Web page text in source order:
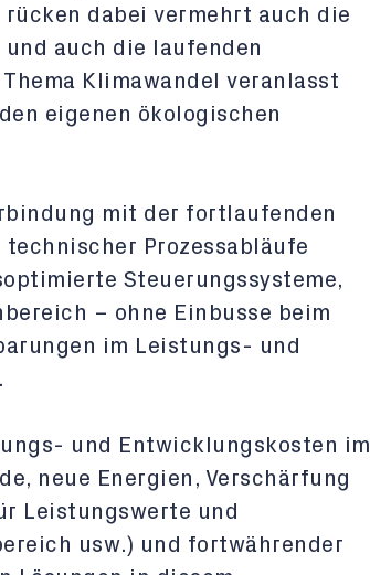
dabei vermehrt auch die
auch die laufenden
Klimawandel veranlasst
eigenen ökologischen
mit der fortlaufenden
Prozessabläufe
Steuerungssysteme,
– ohne Einbusse beim
im Leistungs- und
und Entwicklungskosten im
neue Energien, Verschärfung
Leistungswerte und
usw.) und fortwährender